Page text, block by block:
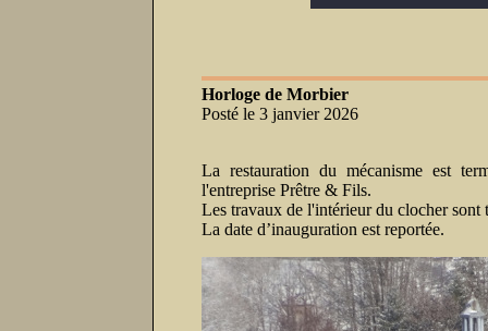
Horloge de Morbier
Posté le 3 janvier 2026
La restauration du mécanisme est
l'entreprise Prêtre & Fils.
Les travaux de l'intérieur du clocher sont
La date d’inauguration est reportée.